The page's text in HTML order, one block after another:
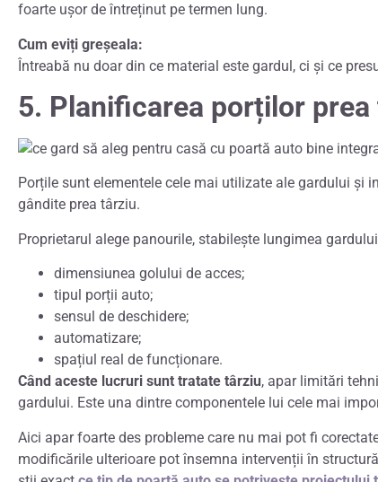
foarte ușor de întreținut pe termen lung.
Cum eviți greșeala:
Întreabă nu doar din ce material este gardul, ci și ce
5. Planificarea porților prea
Porțile sunt elementele cele mai utilizate ale gardului și
gândite prea târziu.
Proprietarul alege panourile, stabilește lungimea
dimensiunea golului de acces;
tipul porții auto;
sensul de deschidere;
automatizare;
spațiul real de funcționare.
Când aceste lucruri sunt tratate târziu, apar limitări
gardului. Este una dintre componentele lui cele mai
Aici apar foarte des probleme care nu mai pot fi
modificările ulterioare pot însemna intervenții în